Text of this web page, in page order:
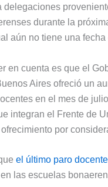
delegaciones
durante la
aún no tiene una fecha
en cuenta es que el
Aires ofreció un
en el mes de
integran el Frente de
por
el último paro docente
las escuelas